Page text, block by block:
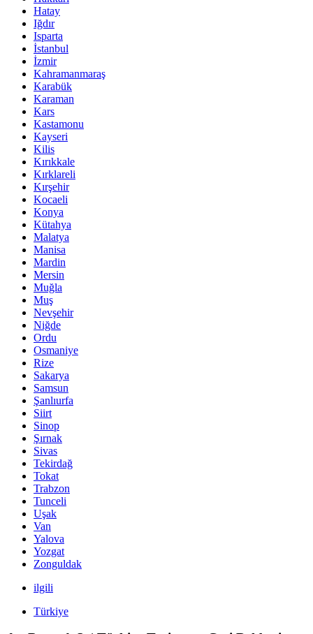
Hatay
Iğdır
Isparta
İstanbul
İzmir
Kahramanmaraş
Karabük
Karaman
Kars
Kastamonu
Kayseri
Kilis
Kırıkkale
Kırklareli
Kırşehir
Kocaeli
Konya
Kütahya
Malatya
Manisa
Mardin
Mersin
Muğla
Muş
Nevşehir
Niğde
Ordu
Osmaniye
Rize
Sakarya
Samsun
Şanlıurfa
Siirt
Sinop
Şırnak
Sivas
Tekirdağ
Tokat
Trabzon
Tunceli
Uşak
Van
Yalova
Yozgat
Zonguldak
ilgili
Türkiye